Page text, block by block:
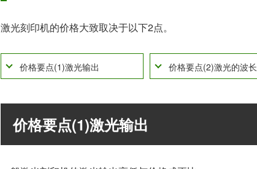
激光刻印机的价格大致取决于以下2点。
价格要点(1)激光输出 价格要点(2)激光的波长
价格要点(1)激光输出